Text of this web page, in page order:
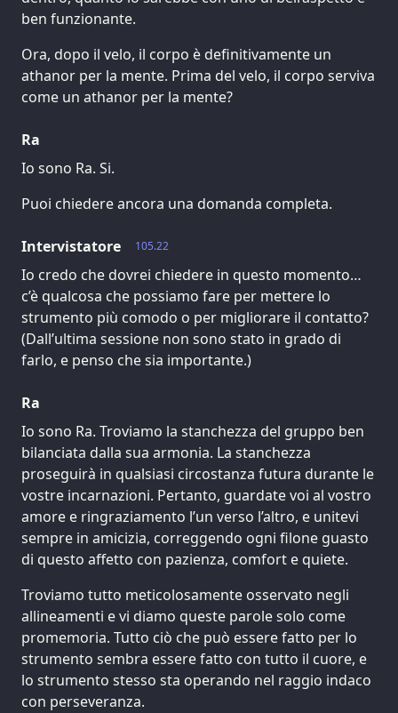
ben funzionante.
Ora, dopo il velo, il corpo è definitivamente un
athanor per la mente. Prima del velo, il corpo serviva
come un athanor per la mente?
Ra
Io sono Ra. Si.
Puoi chiedere ancora una domanda completa.
105.22
Intervistatore
Io credo che dovrei chiedere in questo momento…
c’è qualcosa che possiamo fare per mettere lo
strumento più comodo o per migliorare il contatto?
(Dall’ultima sessione non sono stato in grado di
farlo, e penso che sia importante.)
Ra
Io sono Ra. Troviamo la stanchezza del gruppo ben
bilanciata dalla sua armonia. La stanchezza
proseguirà in qualsiasi circostanza futura durante le
vostre incarnazioni. Pertanto, guardate voi al vostro
amore e ringraziamento l’un verso l’altro, e unitevi
sempre in amicizia, correggendo ogni filone guasto
di questo affetto con pazienza, comfort e quiete.
Troviamo tutto meticolosamente osservato negli
allineamenti e vi diamo queste parole solo come
promemoria. Tutto ciò che può essere fatto per lo
strumento sembra essere fatto con tutto il cuore, e
lo strumento stesso sta operando nel raggio indaco
con perseveranza.